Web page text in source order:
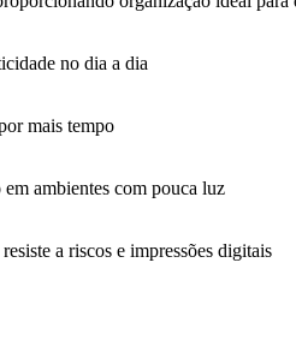
no dia a dia
mais tempo
ambientes com pouca luz
a riscos e impressões digitais